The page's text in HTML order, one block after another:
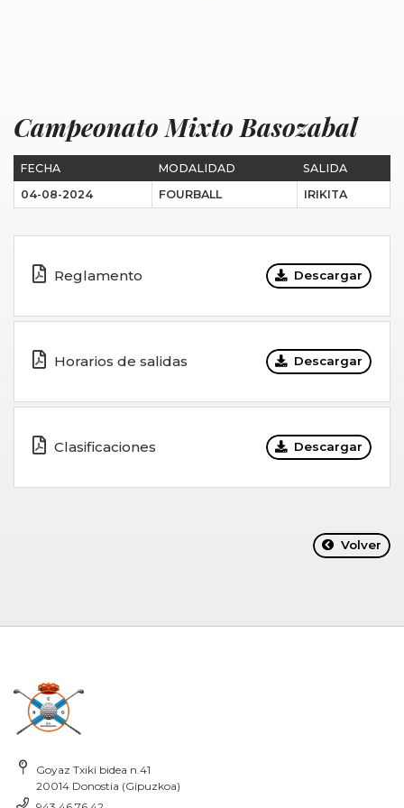
Campeonato Mixto Basozabal
FECHA MODALIDAD
SALIDA
04-08-2024
FOURBALL IRIKITA
Reglamento Descargar
Horarios de salidas Descargar
Clasificaciones Descargar
Volver
Goyaz Txiki bidea n.41
20014 Donostia (Gipuzkoa)